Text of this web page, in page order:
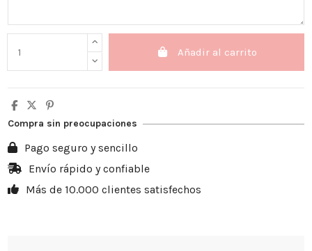
Añadir al carrito
Compra sin preocupaciones
Pago seguro y sencillo
Envío rápido y confiable
Más de 10.000 clientes satisfechos